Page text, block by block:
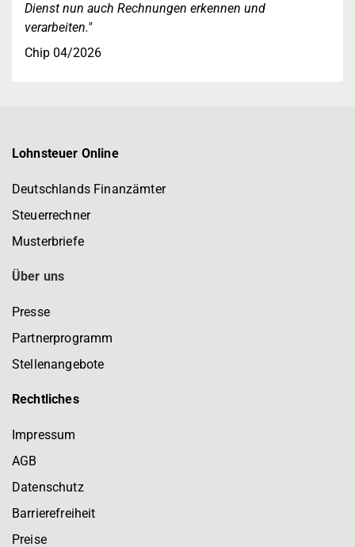
Dienst nun auch Rechnungen erkennen und
verarbeiten."
Chip 04/2026
Lohnsteuer Online
Deutschlands Finanzämter
Steuerrechner
Musterbriefe
Über uns
Presse
Partnerprogramm
Stellenangebote
Rechtliches
Impressum
AGB
Datenschutz
Barrierefreiheit
Preise